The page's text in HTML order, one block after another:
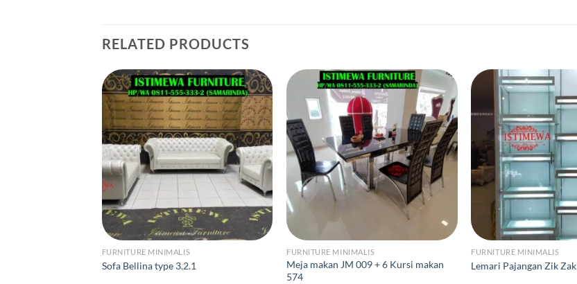
RELATED PRODUCTS
FURNITURE MINIMALIS
Sofa Bellina type 3.2.1
FURNITURE MINIMALIS
Meja makan JM 009 + 6 Kursi makan
574
FURNITURE MINIMALIS
Lemari Pajangan Zik Zak